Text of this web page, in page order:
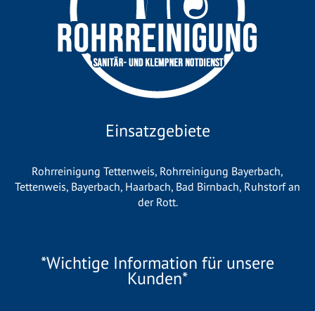
Einsatzgebiete
Rohrreinigung Tettenweis, Rohrreinigung Bayerbach,
Tettenweis, Bayerbach, Haarbach, Bad Birnbach, Ruhstorf an
der Rott.
*Wichtige Information für unsere
Kunden*